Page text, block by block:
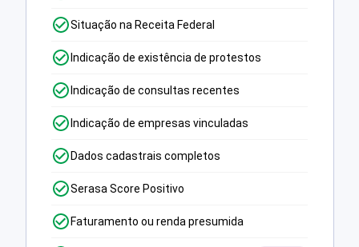
Situação na Receita Federal
Indicação de existência de protestos
Indicação de consultas recentes
Indicação de empresas vinculadas
Dados cadastrais completos
Serasa Score Positivo
Faturamento ou renda presumida